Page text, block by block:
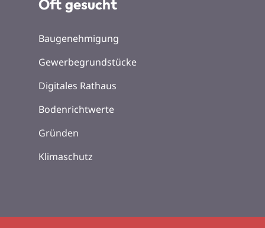
Oft gesucht
Baugenehmigung
Gewerbegrundstücke
Digitales Rathaus
Bodenrichtwerte
Gründen
Klimaschutz